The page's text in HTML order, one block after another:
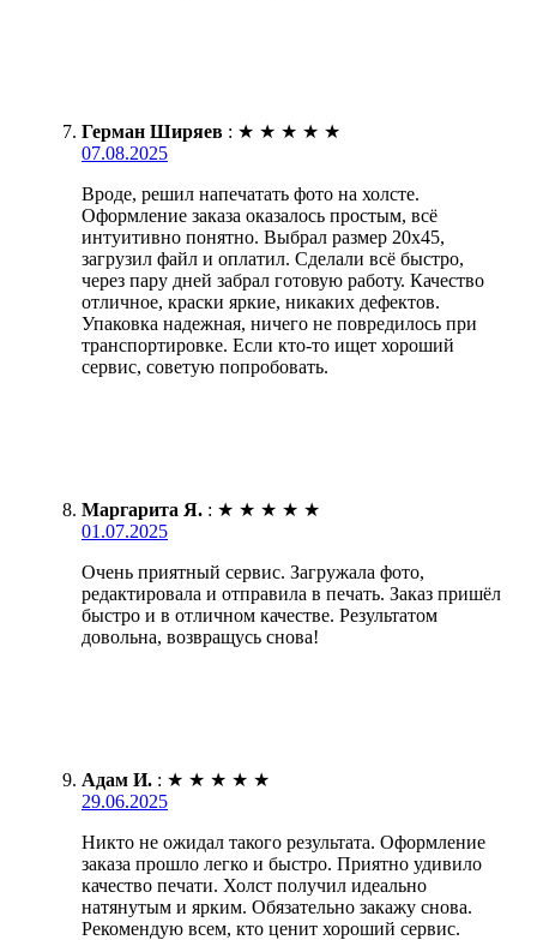
Герман Ширяев : ★ ★ ★ ★ ★
07.08.2025
Вроде, решил напечатать фото на холсте.
Оформление заказа оказалось простым, всё
интуитивно понятно. Выбрал размер 20х45,
загрузил файл и оплатил. Сделали всё быстро,
через пару дней забрал готовую работу. Качество
отличное, краски яркие, никаких дефектов.
Упаковка надежная, ничего не повредилось при
транспортировке. Если кто-то ищет хороший
сервис, советую попробовать.
Маргарита Я. : ★ ★ ★ ★ ★
01.07.2025
Очень приятный сервис. Загружала фото,
редактировала и отправила в печать. Заказ пришёл
быстро и в отличном качестве. Результатом
довольна, возвращусь снова!
Адам И. : ★ ★ ★ ★ ★
29.06.2025
Никто не ожидал такого результата. Оформление
заказа прошло легко и быстро. Приятно удивило
качество печати. Холст получил идеально
натянутым и ярким. Обязательно закажу снова.
Рекомендую всем, кто ценит хороший сервис.